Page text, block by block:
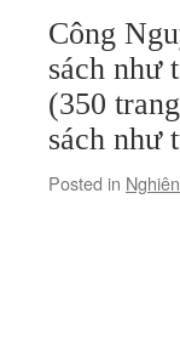
Công
sách như
(350
sách
Posted in